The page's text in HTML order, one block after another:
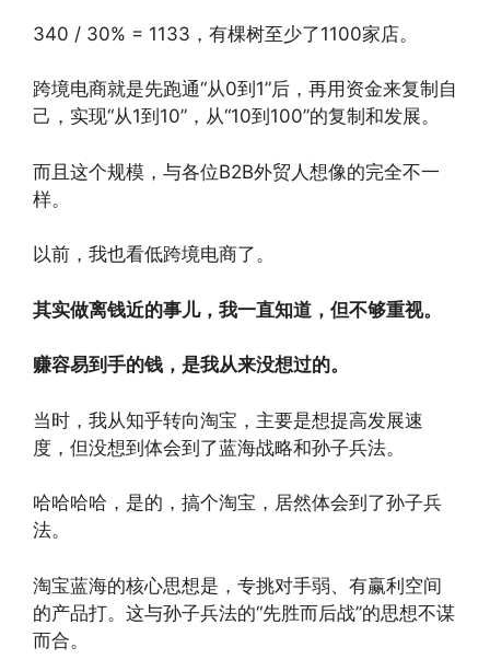
340 / 30% = 1133，有棵树至少了1100家店。
跨境电商就是先跑通“从0到1”后，再用资金来复制自
己，实现“从1到10”，从“10到100”的复制和发展。
而且这个规模，与各位B2B外贸人想像的完全不一
样。
以前，我也看低跨境电商了。
其实做离钱近的事儿，我一直知道，但不够重视。
赚容易到手的钱，是我从来没想过的。
当时，我从知乎转向淘宝，主要是想提高发展速
度，但没想到体会到了蓝海战略和孙子兵法。
哈哈哈哈，是的，搞个淘宝，居然体会到了孙子兵
法。
淘宝蓝海的核心思想是，专挑对手弱、有赢利空间
的产品打。这与孙子兵法的“先胜而后战”的思想不谋
而合。